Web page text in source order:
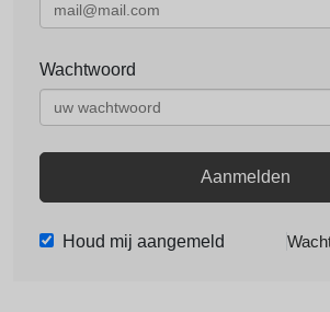
Wachtwoord
Aanmelden
Houd mij aangemeld